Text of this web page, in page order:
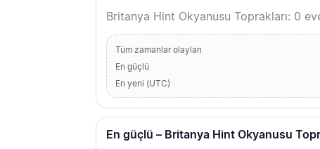
Britanya Hint Okyanusu Toprakları: 0
Tüm zamanlar olayları
En güçlü
En yeni (UTC)
En güçlü – Britanya Hint Okyanusu